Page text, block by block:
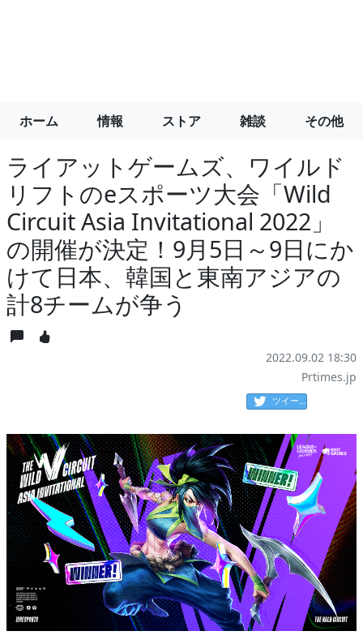
ホーム 情報 ストア 雑談 その他
ライアットゲームズ、ワイルド
リフトのeスポーツ大会「Wild
Circuit Asia Invitational 2022」
の開催が決定！9月5日～9日にか
けて日本、韓国と東南アジアの
計8チームが争う
2022.09.02 18:30
Prtimes.jp
ツイート